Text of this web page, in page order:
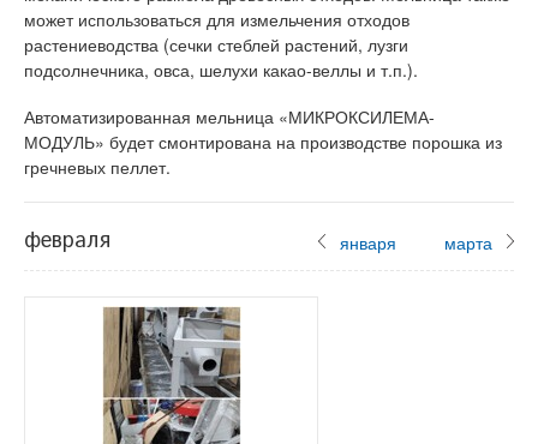
может использоваться для измельчения отходов
растениеводства (сечки стеблей растений, лузги
подсолнечника, овса, шелухи какао-веллы и т.п.).
Автоматизированная мельница «МИКРОКСИЛЕМА-
МОДУЛЬ» будет смонтирована на производстве порошка из
гречневых пеллет.
января марта
февраля